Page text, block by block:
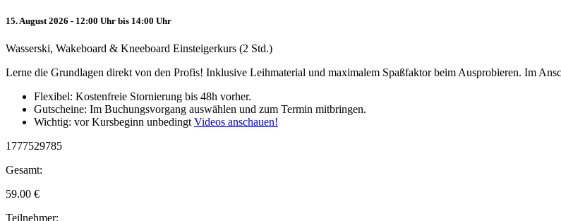
15. August 2026 - 12:00 Uhr bis 14:00 Uhr
Wasserski, Wakeboard & Kneeboard Einsteigerkurs (2 Std.)
Lerne die Grundlagen direkt von den Profis! Inklusive Leihmaterial und maximalem Spaßfaktor beim Ausprobieren. Im
Flexibel: Kostenfreie Stornierung bis 48h vorher.
Gutscheine: Im Buchungsvorgang auswählen und zum Termin mitbringen.
Wichtig: vor Kursbeginn unbedingt Videos anschauen!
1777529785
Gesamt:
59.00 €
Teilnehmer: